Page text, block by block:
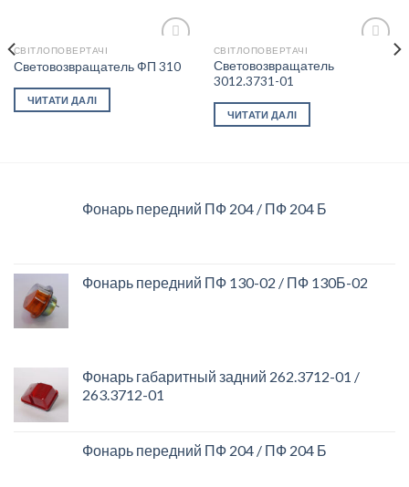
СВІТЛОПОВЕРТАЧІ
Световозвращатель ФП 310
ЧИТАТИ ДАЛІ
СВІТЛОПОВЕРТАЧІ
Световозвращатель
3012.3731-01
ЧИТАТИ ДАЛІ
Фонарь передний ПФ 204 / ПФ 204 Б
Фонарь передний ПФ 130-02 / ПФ 130Б-02
Фонарь габаритный задний 262.3712-01 /
263.3712-01
Фонарь передний ПФ 204 / ПФ 204 Б